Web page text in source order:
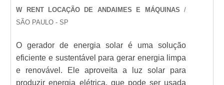
QUAL A DIFERENÇA ENTRE O
O gerador de 300kVA tem maior capacidade de
geração, adequado para demandas mais
exigentes, enquanto o de 200kVA é ideal para
W RENT LOCAÇÃO DE ANDAIMES E MÁQUINAS/
SÃO PAULO - SP
O gerador de energia solar é uma solução
eficiente e sustentável para gerar energia limpa
e renovável. Ele aproveita a luz solar para
produzir energia elétrica, que pode ser usada